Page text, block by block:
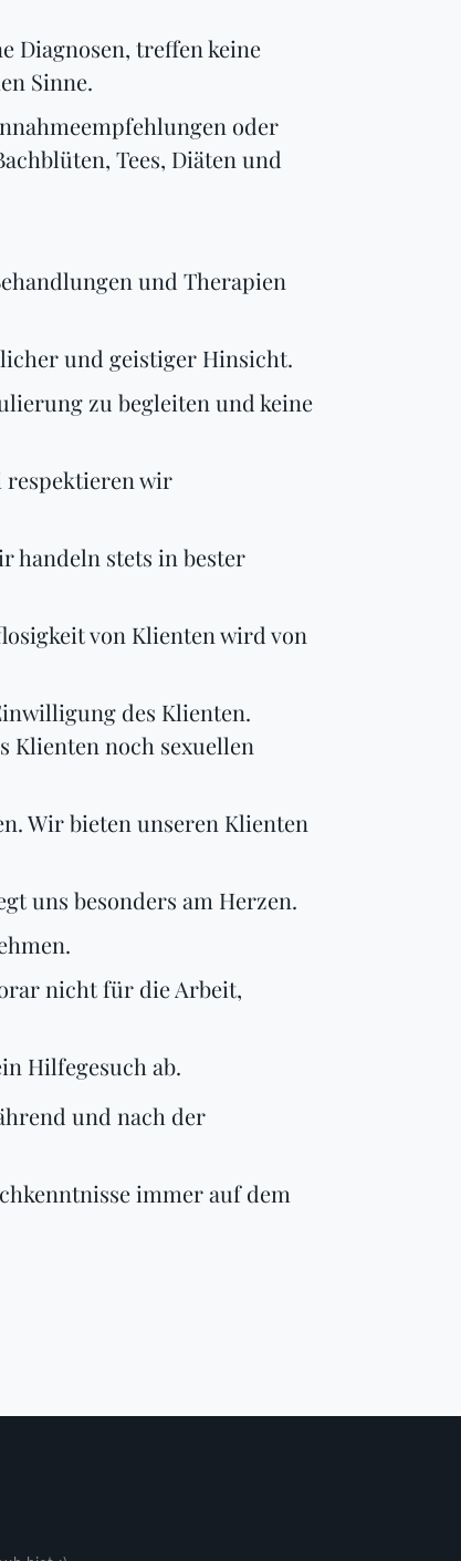
Diagnosen, treffen keine
Sinne.
oder
Tees, Diäten und
und Therapien
und geistiger Hinsicht.
zu begleiten und keine
respektieren wir
handeln stets in bester
von Klienten wird von
des Klienten.
Klienten noch sexuellen
Wir bieten unseren Klienten
uns besonders am Herzen.
nicht für die Arbeit,
Hilfegesuch ab.
und nach der
immer auf dem